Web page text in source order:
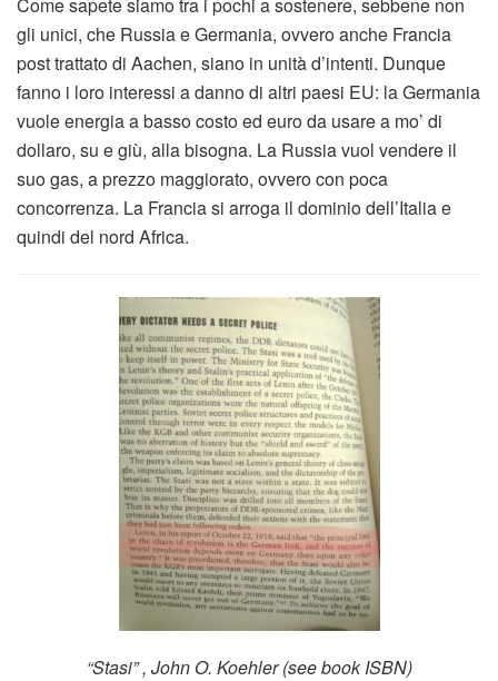
gli unici, che Russia e Germania, ovvero anche Francia
post trattato di Aachen, siano in unità d’intenti. Dunque
fanno i loro interessi a danno di altri paesi EU: la Germania
vuole energia a basso costo ed euro da usare a mo’ di
dollaro, su e giù, alla bisogna. La Russia vuol vendere il
suo gas, a prezzo maggiorato, ovvero con poca
concorrenza. La Francia si arroga il dominio dell’Italia e
quindi del nord Africa.
“Stasi” , John O. Koehler (see book ISBN)